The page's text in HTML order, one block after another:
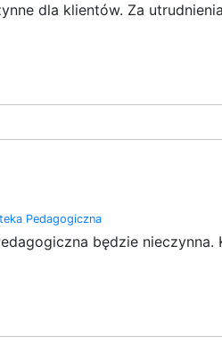
dla klientów. Za
Pedagogiczna
będzie